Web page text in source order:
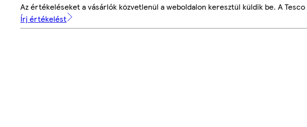
Az értékeléseket a vásárlók közvetlenül a weboldalon keresztül küldik be. A
Írj értékelést